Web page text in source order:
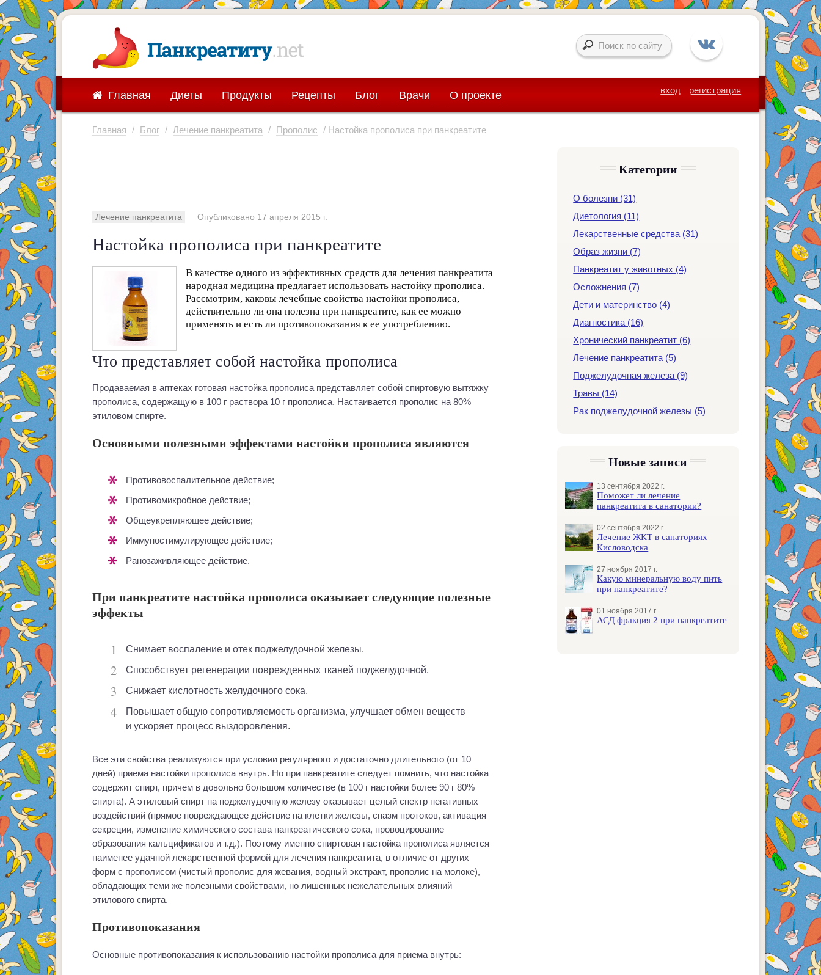
Главная Диеты Продукты Рецепты Блог Врачи О проекте вход регистрация
Главная / Блог / Лечение панкреатита / Прополис / Настойка прополиса при панкреатите
Лечение панкреатита Опубликовано 17 апреля 2015 г.
Настойка прополиса при панкреатите
В качестве одного из эффективных средств для лечения панкреатита
народная медицина предлагает использовать настойку прополиса.
Рассмотрим, каковы лечебные свойства настойки прополиса,
действительно ли она полезна при панкреатите, как ее можно
применять и есть ли противопоказания к ее употреблению.
Что представляет собой настойка прополиса
Продаваемая в аптеках готовая настойка прополиса представляет собой спиртовую вытяжку
прополиса, содержащую в 100 г раствора 10 г прополиса. Настаивается прополис на 80%
этиловом спирте.
Основными полезными эффектами настойки прополиса являются
противовоспалительное действие;
противомикробное действие;
общеукрепляющее действие;
иммуностимулирующее действие;
ранозаживляющее действие.
При панкреатите настойка прополиса оказывает следующие полезные
эффекты
Снимает воспаление и отек поджелудочной железы.
Способствует регенерации поврежденных тканей поджелудочной.
Снижает кислотность желудочного сока.
Повышает общую сопротивляемость организма, улучшает обмен веществ
и ускоряет процесс выздоровления.
Все эти свойства реализуются при условии регулярного и достаточно длительного (от 10
дней) приема настойки прополиса внутрь. Но при панкреатите следует помнить, что настойка
содержит спирт, причем в довольно большом количестве (в 100 г настойки более 90 г 80%
спирта). А этиловый спирт на поджелудочную железу оказывает целый спектр негативных
воздействий (прямое повреждающее действие на клетки железы, спазм протоков, активация
секреции, изменение химического состава панкреатического сока, провоцирование
образования кальцификатов и т.д.). Поэтому именно спиртовая настойка прополиса является
наименее удачной лекарственной формой для лечения панкреатита, в отличие от других
форм с прополисом (чистый прополис для жевания, водный экстракт, прополис на молоке),
обладающих теми же полезными свойствами, но лишенных нежелательных влияний
этилового спирта.
Противопоказания
Основные противопоказания к использованию настойки прополиса для приема внутрь:
Категории
О болезни (31)
Диетология (11)
Лекарственные средства (31)
Образ жизни (7)
Панкреатит у животных (4)
Осложнения (7)
Дети и материнство (4)
Диагностика (16)
Хронический панкреатит (6)
Лечение панкреатита (5)
Поджелудочная железа (9)
Травы (14)
Рак поджелудочной железы (5)
Новые записи
13 сентября 2022 г.
Поможет ли лечение
панкреатита в санатории?
02 сентября 2022 г.
Лечение ЖКТ в санаториях
Кисловодска
27 ноября 2017 г.
Какую минеральную воду пить
при панкреатите?
01 ноября 2017 г.
АСД фракция 2 при панкреатите